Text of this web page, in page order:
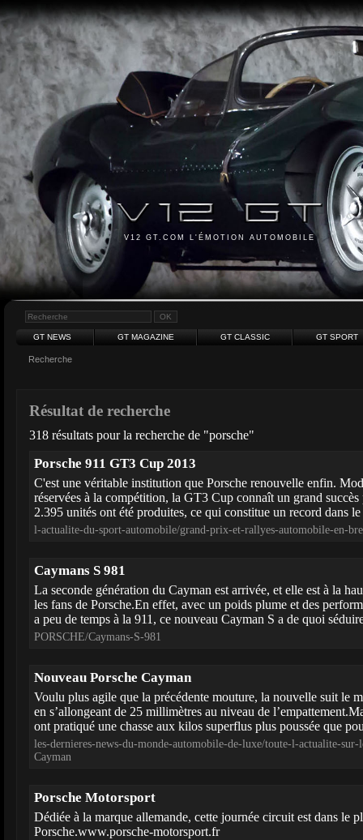
V12 GT.COM L'ÉMOTION AUTOMOBILE
GT NEWS GT MAGAZINE GT CLASSIC GT SPORT
Recherche
Résultat de recherche
318 résultats pour la recherche de "porsche"
Porsche 911 GT3 Cup 2013
C'est une véritable institution que Porsche renouvelle enfin.
réservées à la compétition, la GT3 Cup connaît un grand
2.395 unités ont été produites, ce qui constitue un record dans
l-actualite-du-sport-automobile/grand-prix-et-rallyes-automobile-en-
Caymans S 981
La seconde génération du Cayman est arrivée, et elle est à la
les fans de Porsche.En effet, avec un poids plume et des
a peu de temps à la 911, ce nouveau Cayman S a de quoi
PORSCHE/Caymans-S-981
Nouveau Porsche Cayman
Voulu plus agile que la précédente mouture, la nouvelle suit le
en s’allongeant de 25 millimètres au niveau de
ont pratiqué une chasse aux kilos superflus plus poussée que
les-dernieres-news-du-monde-automobile-de-luxe/toute-l-actualite-sur-
Cayman
Porsche Motorsport
Dédiée à la marque allemande, cette journée circuit est dans le
Porsche.www.porsche-motorsport.fr